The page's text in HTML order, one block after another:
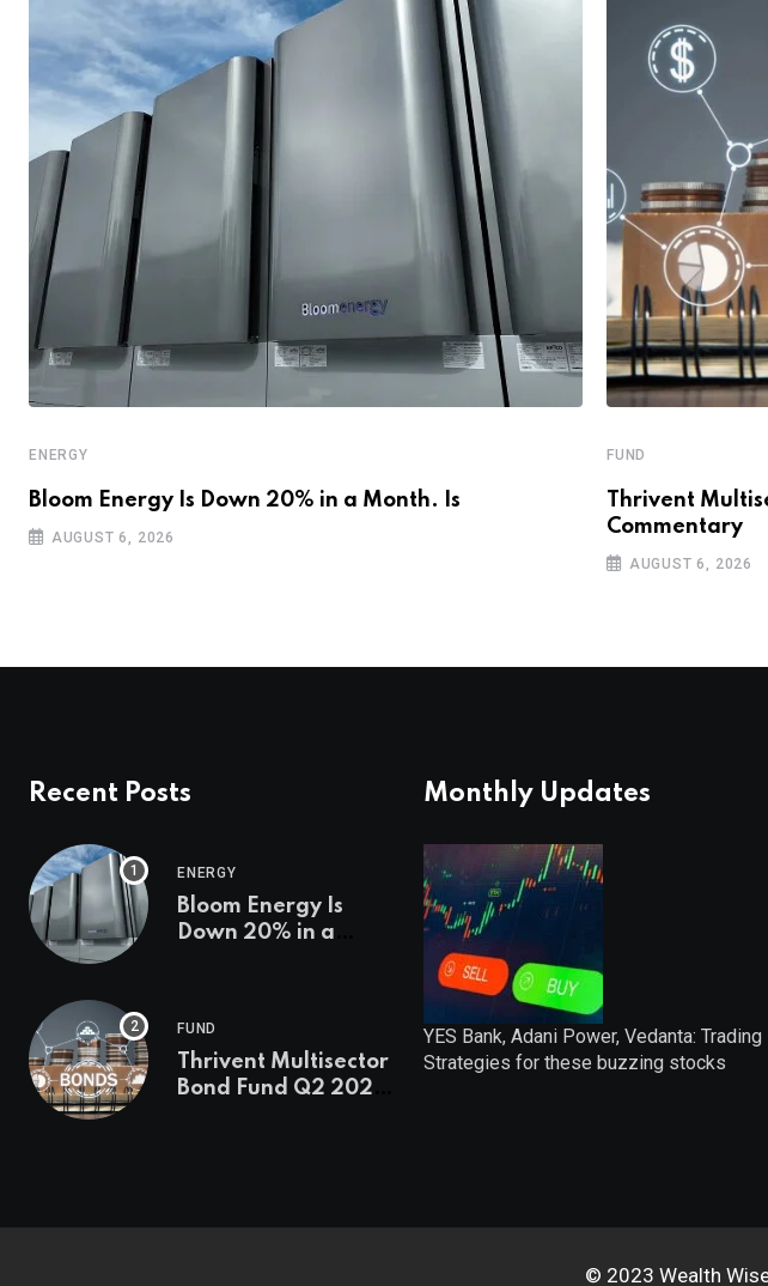
ENERGY
Bloom Energy Is Down 20% in a Month. Is
AUGUST 6, 2026
FUND
Thrivent
Commentary
AUGUST 6, 2026
Recent Posts
ENERGY
Bloom Energy Is
Down 20% in a
Energy?
FUND
Thrivent Multisector
Bond Fund Q2 2026
Monthly Updates
YES Bank, Adani Power, Vedanta: Trading
Strategies for these buzzing stocks
© 2023 Wealth